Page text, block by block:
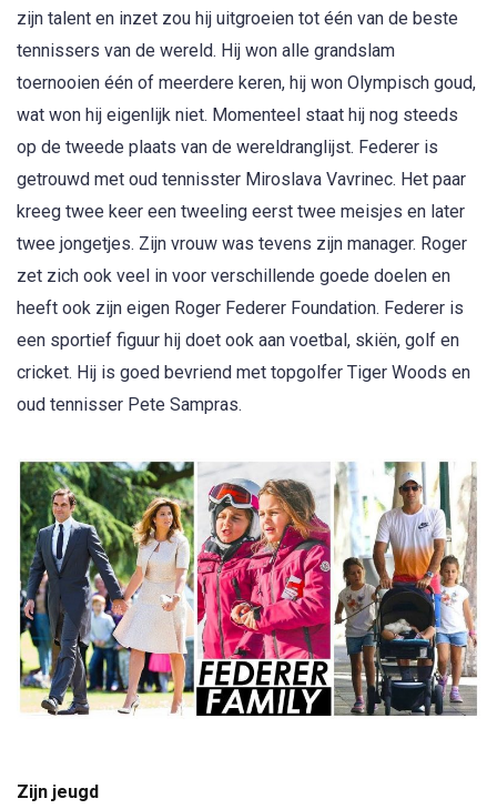
zijn talent en inzet zou hij uitgroeien tot één van de beste
tennissers van de wereld. Hij won alle grandslam
toernooien één of meerdere keren, hij won Olympisch goud,
wat won hij eigenlijk niet. Momenteel staat hij nog steeds
op de tweede plaats van de wereldranglijst. Federer is
getrouwd met oud tennisster Miroslava Vavrinec. Het paar
kreeg twee keer een tweeling eerst twee meisjes en later
twee jongetjes. Zijn vrouw was tevens zijn manager. Roger
zet zich ook veel in voor verschillende goede doelen en
heeft ook zijn eigen Roger Federer Foundation. Federer is
een sportief figuur hij doet ook aan voetbal, skiën, golf en
cricket. Hij is goed bevriend met topgolfer Tiger Woods en
oud tennisser Pete Sampras.
Zijn jeugd